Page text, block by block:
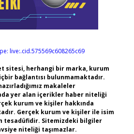
live:.cid.575569c608265c69
sitesi, herhangi bir marka, kurum
bağlantısı bulunmamaktadır.
makaleler
yer alan içerikler haber niteliği
kurum ve kişiler hakkında
Gerçek kurum ve kişiler ile isim
tesadüfidir. Sitemizdeki bilgiler
niteliği taşımazlar.